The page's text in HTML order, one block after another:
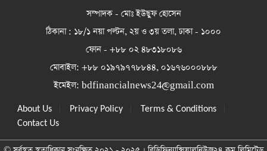
সম্পাদক - মোঃ ইউছুফ হোসেন
ঠিকানা : ১৮/১ নয়া পল্টন, ২য় ও ৩য় তলা, ঢাকা - ১০০০
ফোন - +৮৮ ০২ ৪৮৩১৮০৮৬
মোবাইল: +৮৮ ০১৯৭৯৭৭৮৮৪৪, ০১৬৭৬০০০৮৮৮
ইমেইল: bdfinancialnews24@gmail.com
About Us Privacy Policy Terms & Conditions
Contact Us